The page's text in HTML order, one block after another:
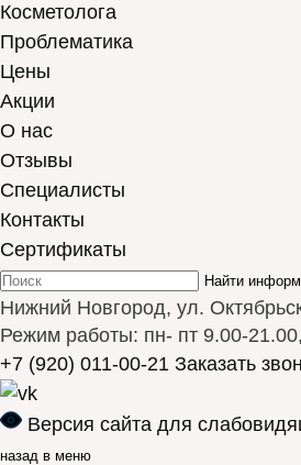
Косметолога
Проблематика
Цены
Акции
О нас
Отзывы
Cпециалисты
Контакты
Сертификаты
Найти
Нижний Новгород, ул.
Режим работы: пн- пт 9.00-
+7 (920) 011-00-21 Заказать
Версия сайта для
назад в меню